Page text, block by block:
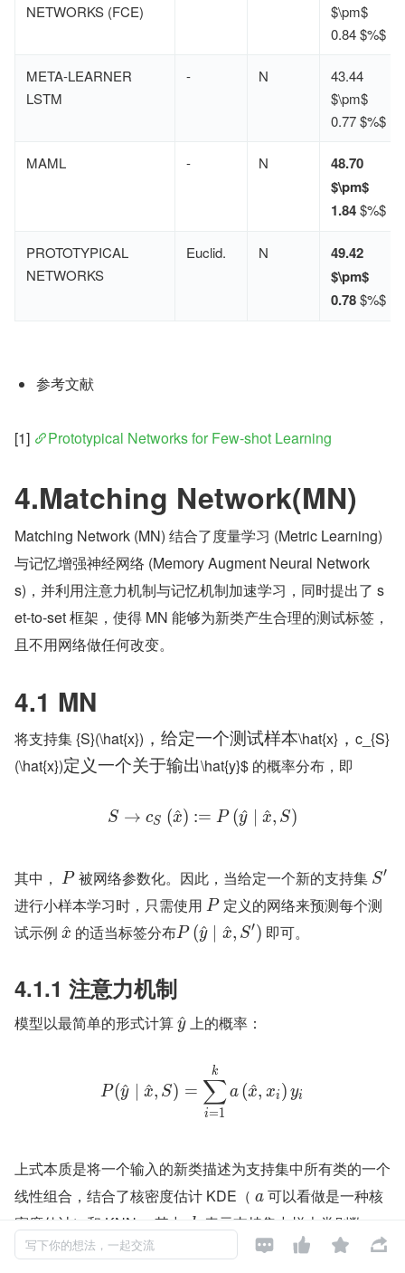
NETWORKS (FCE)
$\pm$
0.84 $%$
META-LEARNER
LSTM
- N
43.44
$\pm$
0.77 $%$
MAML - N
48.70
$\pm$
1.84$%$
PROTOTYPICAL
NETWORKS
Euclid. N
49.42
$\pm$
0.78$%$
参考文献
[1] Prototypical Networks for Few-shot Learning
4.Matching Network(MN)
Matching Network (MN) 结合了度量学习 (Metric Learning)
与记忆增强神经网络 (Memory Augment Neural Network
s)，并利用注意力机制与记忆机制加速学习，同时提出了 s
et-to-set 框架，使得 MN 能够为新类产生合理的测试标签，
且不用网络做任何改变。
4.1 MN
将支持集 {S}(\hat{x}) ， 给定一个测试样本\hat{x} ， c_{S}
(\hat{x})定 义一个关于输出\hat{y}$ 的概率分布，即
S → cS (x
^) := P (y
^ x
^, S)
其中， P 被网络参数化。因此，当给定一个新的支持集 S′
进行小样本学习时，只需使用 P 定义的网络来预测每个测
试示例 x
^ 的适当标签分布P (y
^ x
^, S′) 即可。
4.1.1 注意力机制
模型以最简单的形式计算 y
^ 上的概率：
P(y
^ x
^, S) =
i=1
∑
k
a (x
^, xi ) yi
上式本质是将一个输入的新类描述为支持集中所有类的一个
线性组合，结合了核密度估计 KDE（ a 可以看做是一种核
密度估计）和 KNN 。其中,
k 表示支持集中样本类别数,
(x
^,x ) 是注意力机制，类似 attention 模型中的核函数，
写下你的想法，一起交流    